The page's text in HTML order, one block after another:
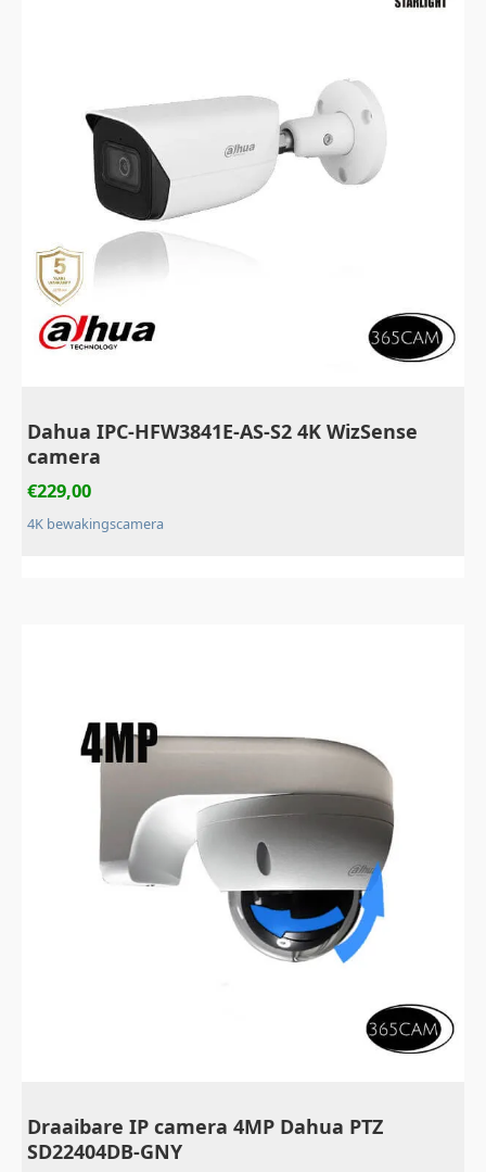
Dahua IPC-HFW3841E-AS-S2 4K WizSense
camera
€229,00
4K bewakingscamera
Draaibare IP camera 4MP Dahua PTZ
SD22404DB-GNY